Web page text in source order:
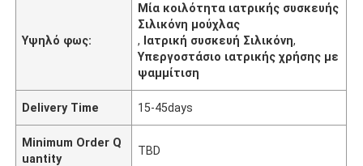
Υψηλό φως:
Μία κοιλότητα ιατρικής συσκευής
Σιλικόνη μούχλας
, Ιατρική συσκευή Σιλικόνη,
Υπεργοστάσιο ιατρικής χρήσης με
ψαμμίτιση
Delivery Time 15-45days
Minimum Order Q
uantity
TBD